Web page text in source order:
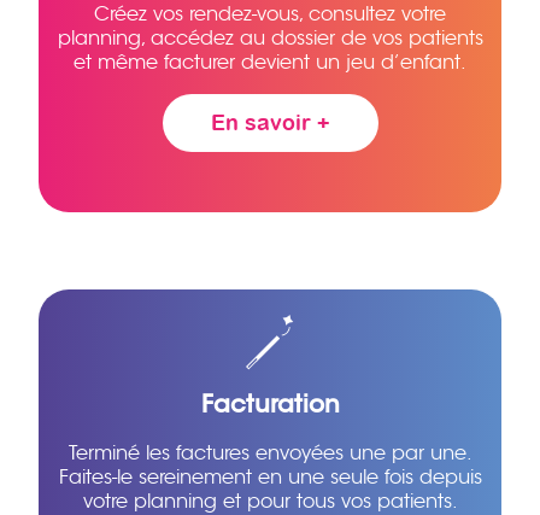
Créez vos rendez-vous, consultez votre
planning, accédez au dossier de vos patients
et même facturer devient un jeu d’enfant.
En savoir +
Facturation
Terminé les factures envoyées une par une.
Faites-le sereinement en une seule fois depuis
votre planning et pour tous vos patients.